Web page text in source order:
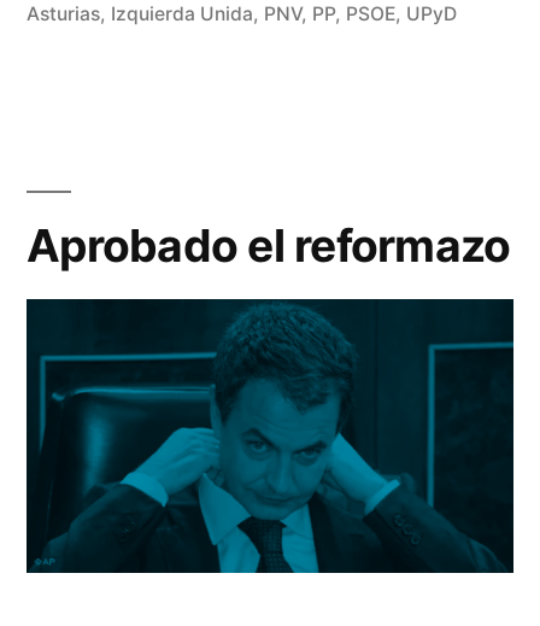
Asturias, Izquierda Unida, PNV, PP, PSOE, UPyD
Aprobado el reformazo